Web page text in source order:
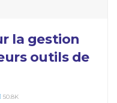
la gestion
outils de
50.8K